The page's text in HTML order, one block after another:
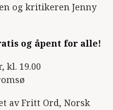
og kritikeren Jenny
og åpent for alle!
kl. 19.00
av Fritt Ord, Norsk